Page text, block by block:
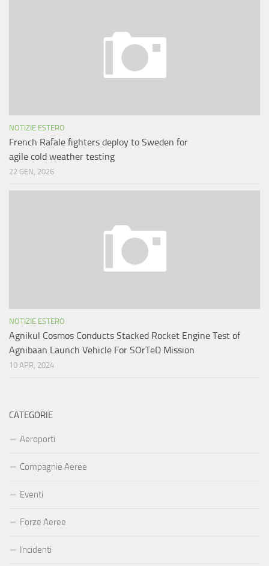
NOTIZIE ESTERO
French Rafale fighters deploy to Sweden for
agile cold weather testing
22 GEN, 2026
NOTIZIE ESTERO
Agnikul Cosmos Conducts Stacked Rocket Engine Test of
Agnibaan Launch Vehicle For SOrTeD Mission
10 APR, 2024
CATEGORIE
Aeroporti
Compagnie Aeree
Eventi
Forze Aeree
Incidenti